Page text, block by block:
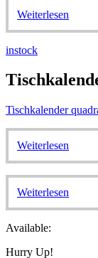
Weiterlesen
instock
Tischkalender
Weiterlesen
Weiterlesen
Available:
Hurry Up!